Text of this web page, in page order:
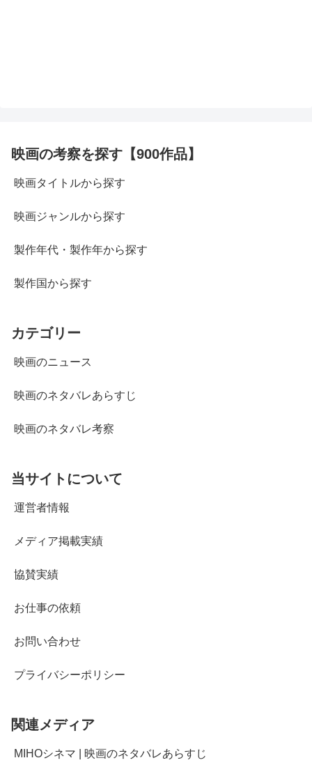
映画の考察を探す【900作品】
映画タイトルから探す
映画ジャンルから探す
製作年代・製作年から探す
製作国から探す
カテゴリー
映画のニュース
映画のネタバレあらすじ
映画のネタバレ考察
当サイトについて
運営者情報
メディア掲載実績
協賛実績
お仕事の依頼
お問い合わせ
プライバシーポリシー
関連メディア
MIHOシネマ | 映画のネタバレあらすじ